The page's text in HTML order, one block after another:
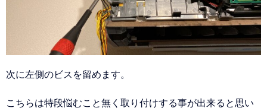
次に左側のビスを留めます。
こちらは特段悩むこと無く取り付けする事が出来ると思い